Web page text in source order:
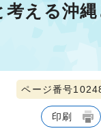
える沖
ページ番号
印刷